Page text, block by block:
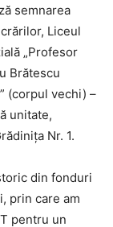
semnarea
Liceul
„Profesor
Brătescu
(corpul vechi) –
unitate,
Nr. 1.
din fonduri
prin care am
pentru un